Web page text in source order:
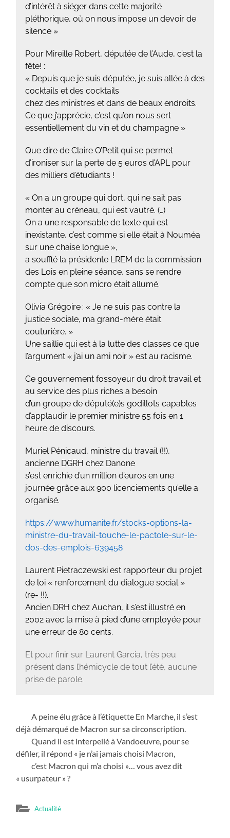
d’intérêt à siéger dans cette majorité
pléthorique, où on nous impose un devoir de
silence »
Pour Mireille Robert, députée de l’Aude, c’est la
fête! :
« Depuis que je suis députée, je suis allée à des
cocktails et des cocktails
chez des ministres et dans de beaux endroits.
Ce que j’apprécie, c’est qu’on nous sert
essentiellement du vin et du champagne »
Que dire de Claire O’Petit qui se permet
d’ironiser sur la perte de 5 euros d’APL pour
des milliers d’étudiants !
« On a un groupe qui dort, qui ne sait pas
monter au créneau, qui est vautré. (…)
On a une responsable de texte qui est
inexistante, c’est comme si elle était à Nouméa
sur une chaise longue »,
a soufflé la présidente LREM de la commission
des Lois en pleine séance, sans se rendre
compte que son micro était allumé.
Olivia Grégoire : « Je ne suis pas contre la
justice sociale, ma grand-mère était
couturière. »
Une saillie qui est à la lutte des classes ce que
l’argument « j’ai un ami noir » est au racisme.
Ce gouvernement fossoyeur du droit travail et
au service des plus riches a besoin
d’un groupe de député(e)s godillots capables
d’applaudir le premier ministre 55 fois en 1
heure de discours.
Muriel Pénicaud, ministre du travail (!!),
ancienne DGRH chez Danone
s’est enrichie d’un million d’euros en une
journée grâce aux 900 licenciements qu’elle a
organisé.
https://www.humanite.fr/stocks-options-la-
ministre-du-travail-touche-le-pactole-sur-le-
dos-des-emplois-639458
Laurent Pietraczewski est rapporteur du projet
de loi « renforcement du dialogue social »
(re- !!).
Ancien DRH chez Auchan, il s’est illustré en
2002 avec la mise à pied d’une employée pour
une erreur de 80 cents.
Et pour finir sur Laurent Garcia, très peu
présent dans l’hémicycle de tout l’été, aucune
prise de parole.
A peine élu grâce à l’étiquette En Marche, il s’est
déjà démarqué de Macron sur sa circonscription.
Quand il est interpellé à Vandoeuvre, pour se
défiler, il répond « je n’ai jamais choisi Macron,
c’est Macron qui m’a choisi »… vous avez dit
« usurpateur » ?
Actualité